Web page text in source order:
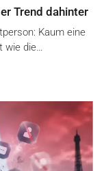
Trend dahinter
Kaum eine
wie die…